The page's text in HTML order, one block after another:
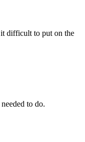
difficult to put on the
to do.